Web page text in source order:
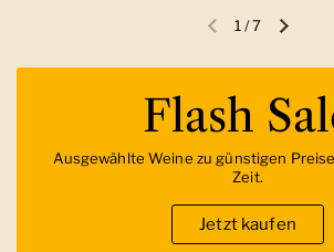
Vorherige Folie
1 /7
Flash
Ausgewählte Weine zu günstigen
Zeit.
Jetzt kaufen